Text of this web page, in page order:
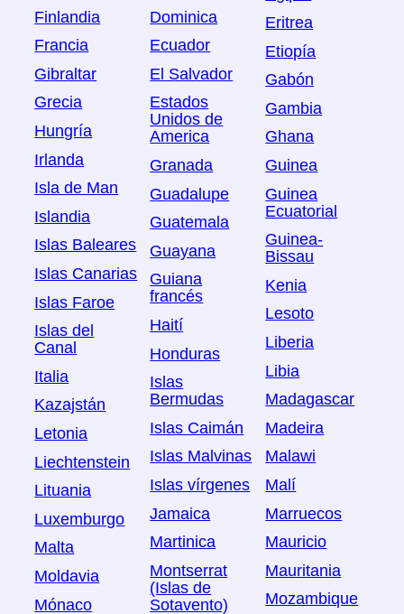
Finlandia
Francia
Gibraltar
Grecia
Hungría
Irlanda
Isla de Man
Islandia
Islas Baleares
Islas Canarias
Islas Faroe
Islas del
Canal
Italia
Kazajstán
Letonia
Liechtenstein
Lituania
Luxemburgo
Malta
Moldavia
Mónaco
Dominica
Ecuador
El Salvador
Estados
Unidos de
America
Granada
Guadalupe
Guatemala
Guayana
Guiana
francés
Haití
Honduras
Islas
Bermudas
Islas Caimán
Islas Malvinas
Islas vírgenes
Jamaica
Martinica
Montserrat
(Islas de
Sotavento)
Eritrea
Etiopía
Gabón
Gambia
Ghana
Guinea
Guinea
Ecuatorial
Guinea-
Bissau
Kenia
Lesoto
Liberia
Libia
Madagascar
Madeira
Malawi
Malí
Marruecos
Mauricio
Mauritania
Mozambique